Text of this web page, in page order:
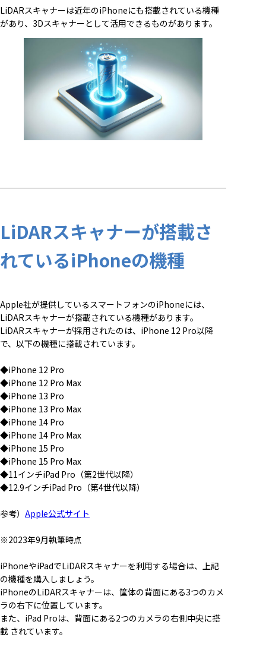
LiDARスキャナーは近年のiPhoneにも搭載されている機種
があり、3Dスキャナーとして活用できるものがあります。
LiDARスキャナーが搭載さ
れているiPhoneの機種
Apple社が提供しているスマートフォンのiPhoneには、
LiDARスキャナーが搭載されている機種があります。
LiDARスキャナーが採用されたのは、iPhone 12 Pro以降
で、以下の機種に搭載されています。
◆iPhone 12 Pro
◆iPhone 12 Pro Max
◆iPhone 13 Pro
◆iPhone 13 Pro Max
◆iPhone 14 Pro
◆iPhone 14 Pro Max
◆iPhone 15 Pro
◆iPhone 15 Pro Max
◆11インチiPad Pro（第2世代以降）
◆12.9インチiPad Pro（第4世代以降）
参考） Apple公式サイト
※2023年9月執筆時点
iPhoneやiPadでLiDARスキャナーを利用する場合は、上記
の機種を購入しましょう。
iPhoneのLiDARスキャナーは、筐体の背面にある3つのカメ
ラの右下に位置しています。
また、iPad Proは、背面にある2つのカメラの右側中央に搭
載 されています。